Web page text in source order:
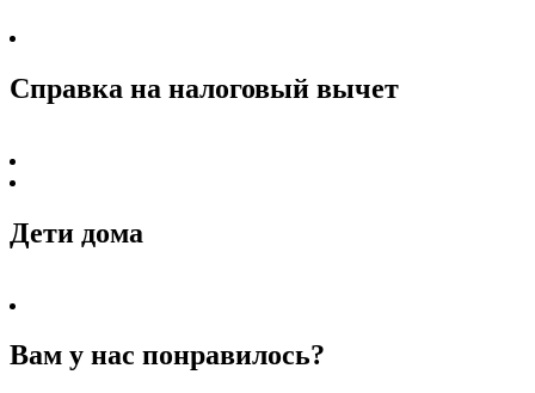
Справка на налоговый вычет
Дети дома
Вам у нас понравилось?